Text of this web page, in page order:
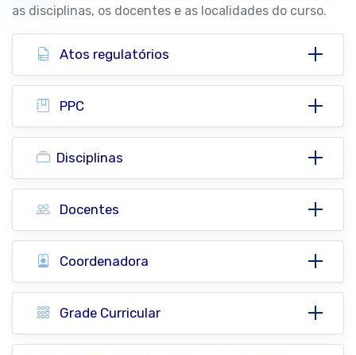
as disciplinas, os docentes e as localidades do curso.
Atos regulatórios
PPC
Disciplinas
Docentes
Coordenadora
Grade Curricular